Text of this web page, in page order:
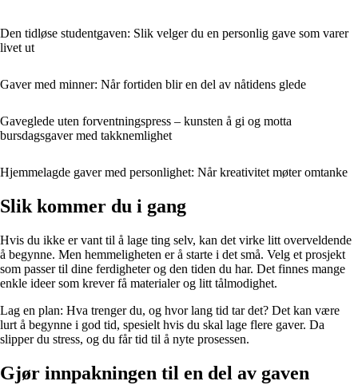
Den tidløse studentgaven: Slik velger du en personlig gave som varer
livet ut
Gaver med minner: Når fortiden blir en del av nåtidens glede
Gaveglede uten forventningspress – kunsten å gi og motta
bursdagsgaver med takknemlighet
Hjemmelagde gaver med personlighet: Når kreativitet møter omtanke
Slik kommer du i gang
Hvis du ikke er vant til å lage ting selv, kan det virke litt overveldende
å begynne. Men hemmeligheten er å starte i det små. Velg et prosjekt
som passer til dine ferdigheter og den tiden du har. Det finnes mange
enkle ideer som krever få materialer og litt tålmodighet.
Lag en plan: Hva trenger du, og hvor lang tid tar det? Det kan være
lurt å begynne i god tid, spesielt hvis du skal lage flere gaver. Da
slipper du stress, og du får tid til å nyte prosessen.
Gjør innpakningen til en del av gaven